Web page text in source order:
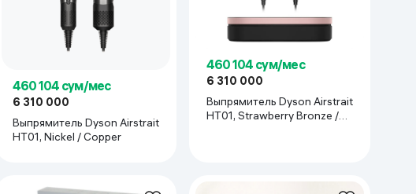
460 104 сум/мес
6 310 000
Выпрямитель Dyson Airstrait
HT01, Nickel / Copper
460 104 сум/мес
6 310 000
Выпрямитель Dyson Airstrait
HT01, Strawberry Bronze /